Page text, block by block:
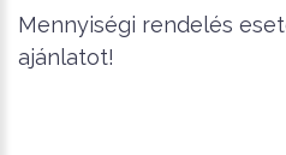
Mennyiségi rendelés
ajánlatot!